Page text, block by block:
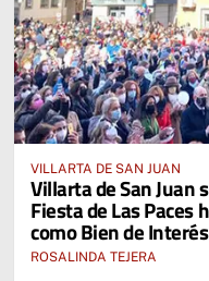
VILLARTA DE SAN JUAN
Villarta de San Juan
Fiesta de Las Paces
como Bien de
ROSALINDA TEJERA